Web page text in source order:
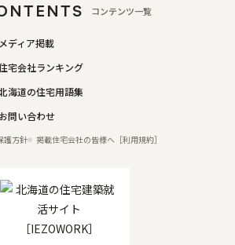
コンテンツ一覧
メディア掲載
宅会社ランキング
海道の住宅用語集
お問い合わせ
護方針 掲載住宅会社の皆様へ［利用規約］